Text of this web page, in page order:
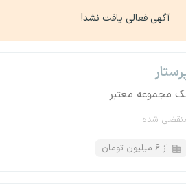
آگهی فعالی یافت نشد!
مجموعه معتبر
شده
از ۶ میلیون تومان